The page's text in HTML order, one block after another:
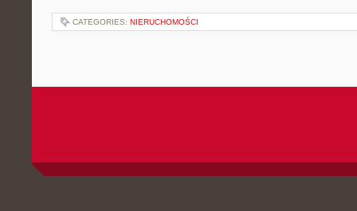
CATEGORIES: NIERUCHOMOŚCI